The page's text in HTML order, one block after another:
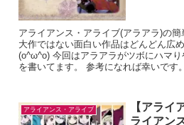
アライアンス・アライブ(アラアラ)の簡
大作ではない面白い作品はどんどん広
(o^ω^o) 今回はアラアラがツボにハマ
を書いてます。 参考になれば幸いです
アライアンス・アライブ
【アライ
ライアン